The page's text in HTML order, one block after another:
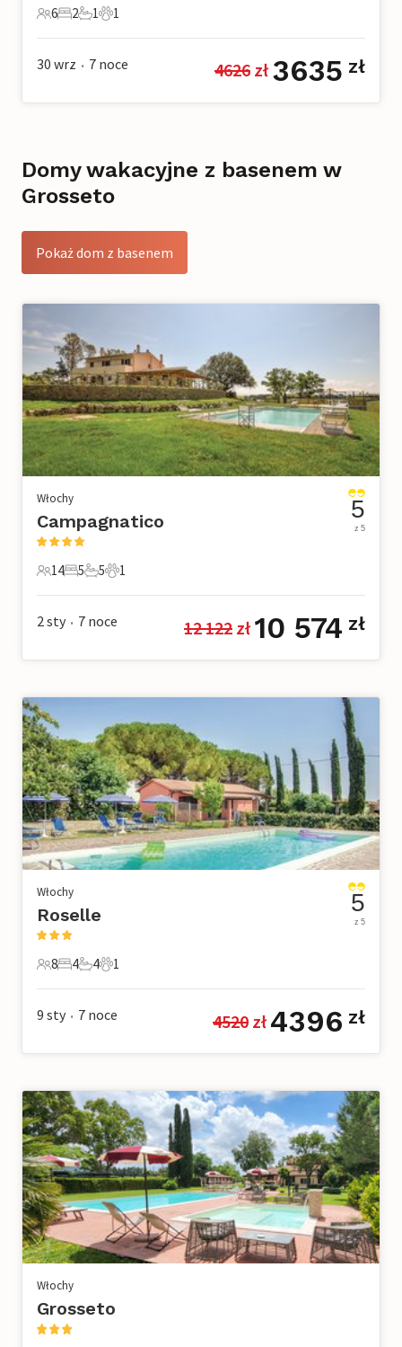
6 Goście
6
2 Sypialnie
2
1 Łazienka
1
1 Zwierzę domowe
1
30 wrz • 7 noce 4626 zł 3635 zł
Domy wakacyjne z basenem w
Grosseto
Pokaż dom z basenem
Włochy
Campagnatico
14 Goście
14
5 Sypialnie
5
5 Łazienki
5
1 Zwierzę domowe
1
5
z 5
2 sty • 7 noce 12 122 zł 10 574 zł
Włochy
Roselle
8 Goście
8
4 Sypialnie
4
4 Łazienki
4
1 Zwierzę domowe
1
5
z 5
9 sty • 7 noce 4520 zł 4396 zł
Włochy
Grosseto